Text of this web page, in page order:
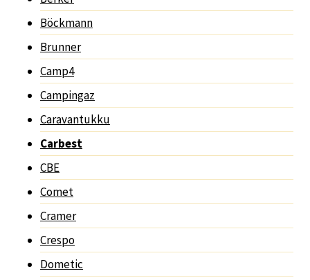
Böckmann
Brunner
Camp4
Campingaz
Caravantukku
Carbest
CBE
Comet
Cramer
Crespo
Dometic